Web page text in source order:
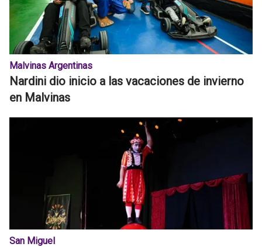
Malvinas Argentinas
Nardini dio inicio a las vacaciones de invierno
en Malvinas
San Miguel